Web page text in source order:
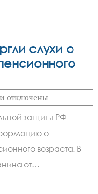
слухи о
к
записи
Минтруде
опровергли
слухи
о
новом
повышении
отключены
защиты РФ
о
возраста. В
от…